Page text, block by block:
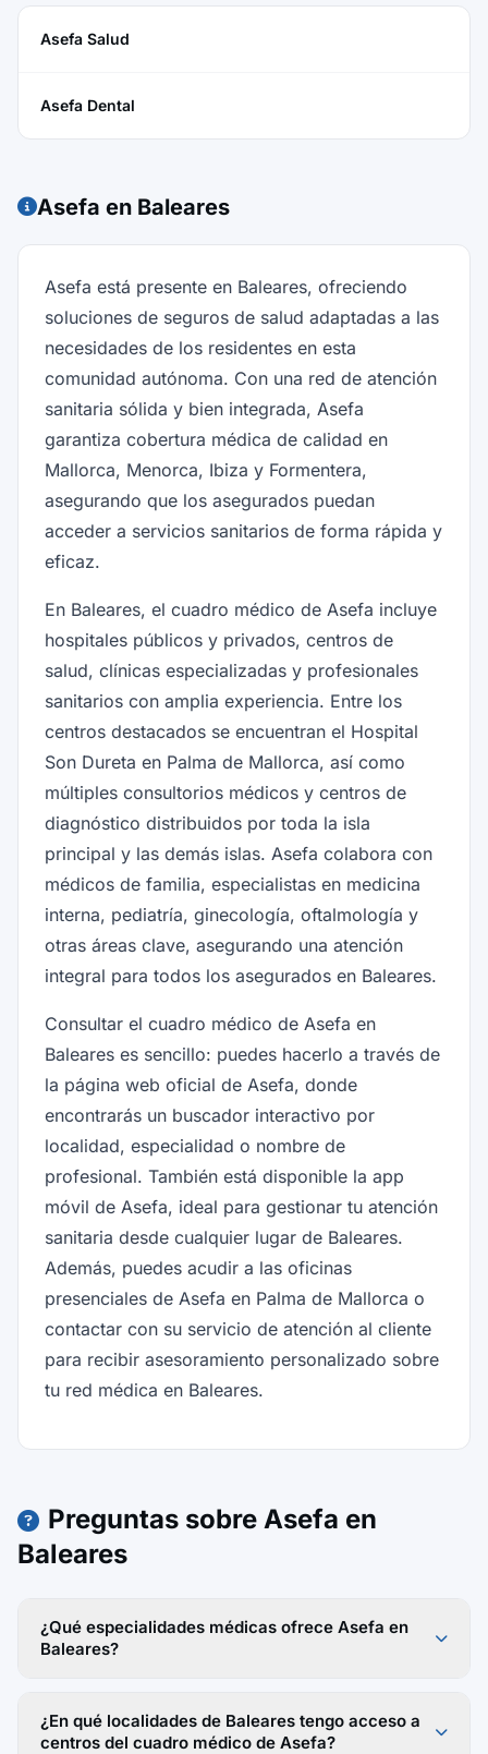
Asefa Salud
Asefa Dental
Asefa en Baleares
Asefa está presente en Baleares, ofreciendo
soluciones de seguros de salud adaptadas a las
necesidades de los residentes en esta
comunidad autónoma. Con una red de atención
sanitaria sólida y bien integrada, Asefa
garantiza cobertura médica de calidad en
Mallorca, Menorca, Ibiza y Formentera,
asegurando que los asegurados puedan
acceder a servicios sanitarios de forma rápida y
eficaz.
En Baleares, el cuadro médico de Asefa incluye
hospitales públicos y privados, centros de
salud, clínicas especializadas y profesionales
sanitarios con amplia experiencia. Entre los
centros destacados se encuentran el Hospital
Son Dureta en Palma de Mallorca, así como
múltiples consultorios médicos y centros de
diagnóstico distribuidos por toda la isla
principal y las demás islas. Asefa colabora con
médicos de familia, especialistas en medicina
interna, pediatría, ginecología, oftalmología y
otras áreas clave, asegurando una atención
integral para todos los asegurados en Baleares.
Consultar el cuadro médico de Asefa en
Baleares es sencillo: puedes hacerlo a través de
la página web oficial de Asefa, donde
encontrarás un buscador interactivo por
localidad, especialidad o nombre de
profesional. También está disponible la app
móvil de Asefa, ideal para gestionar tu atención
sanitaria desde cualquier lugar de Baleares.
Además, puedes acudir a las oficinas
presenciales de Asefa en Palma de Mallorca o
contactar con su servicio de atención al cliente
para recibir asesoramiento personalizado sobre
tu red médica en Baleares.
Preguntas sobre Asefa en
Baleares
¿Qué especialidades médicas ofrece Asefa en
Baleares?
¿En qué localidades de Baleares tengo acceso a
centros del cuadro médico de Asefa?